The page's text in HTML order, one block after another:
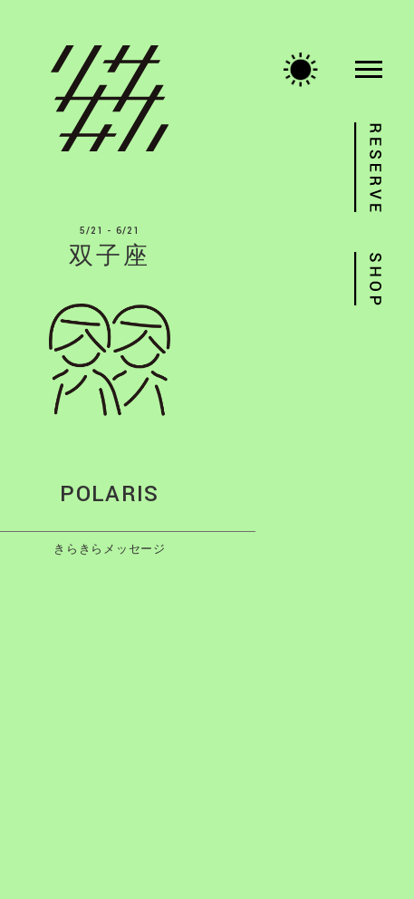
5/21 - 6/21
双子座
POLARIS
きらきらメッセージ